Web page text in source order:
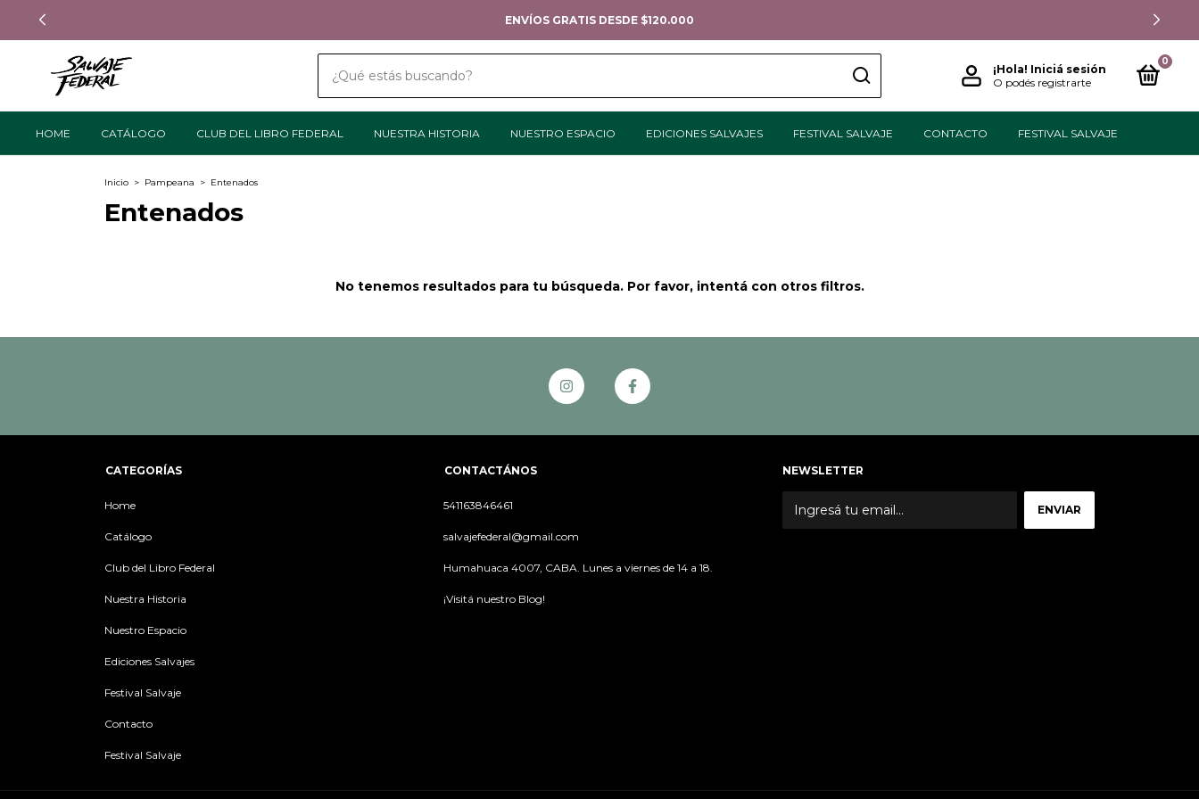
ENVÍOS GRATIS DESDE $120.000
¡Hola! Iniciá sesión
O podés registrarte
0
HOME CATÁLOGO CLUB DEL LIBRO FEDERAL NUESTRA HISTORIA NUESTRO ESPACIO EDICIONES SALVAJES FESTIVAL SALVAJE CONTACTO FESTIVAL SALVAJE
Inicio > Pampeana > Entenados
Entenados
No tenemos resultados para tu búsqueda. Por favor, intentá con otros filtros.
CATEGORÍAS
Home
Catálogo
Club del Libro Federal
Nuestra Historia
Nuestro Espacio
Ediciones Salvajes
Festival Salvaje
Contacto
Festival Salvaje
CONTACTÁNOS
541163846461
salvajefederal@gmail.com
Humahuaca 4007, CABA. Lunes a viernes de 14 a 18.
¡Visitá nuestro Blog!
NEWSLETTER